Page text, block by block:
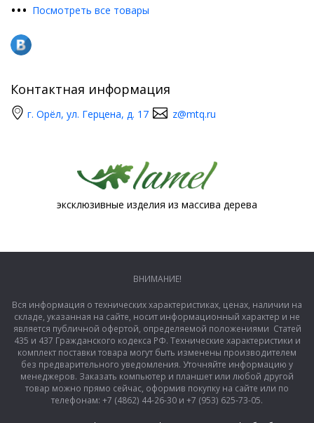
••• Посмотреть все товары
Контактная информация
г. Орёл, ул. Герцена, д. 17 z@mtq.ru
эксклюзивные изделия из массива дерева
ВНИМАНИЕ!
Вся информация о технических характеристиках, ценах, наличии на
складе, указанная на сайте, носит информационный характер и не
является публичной офертой, определяемой положениями Статей
435 и 437 Гражданского кодекса РФ. Технические характеристики и
комплект поставки товара могут быть изменены производителем
без предварительного уведомления. Уточняйте информацию у
менеджеров. Заказать компьютер и планшет или любой другой
товар можно прямо сейчас, оформив покупку на сайте или по
телефонам: +7 (4862) 44-26-30 и +7 (953) 625-73-05.